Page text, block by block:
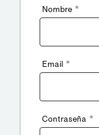
Nombre *
Email *
Contraseña *